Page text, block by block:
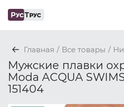
Главная / Все товары /
Мужские плавки
Moda ACQUA
151404